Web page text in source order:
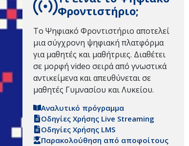
Φροντιστήριο;
Το Ψηφιακό Φροντιστήριο αποτελεί
μια σύγχρονη ψηφιακή πλατφόρμα
για μαθητές και μαθήτριες. Διαθέτει
σε μορφή video σειρά από γνωστικά
αντικείμενα και απευθύνεται σε
μαθητές Γυμνασίου και Λυκείου.
Αναλυτικό πρόγραμμα
Οδηγίες Χρήσης Live Streaming
Οδηγίες Χρήσης LMS
Παρακολούθηση από αποφοίτους